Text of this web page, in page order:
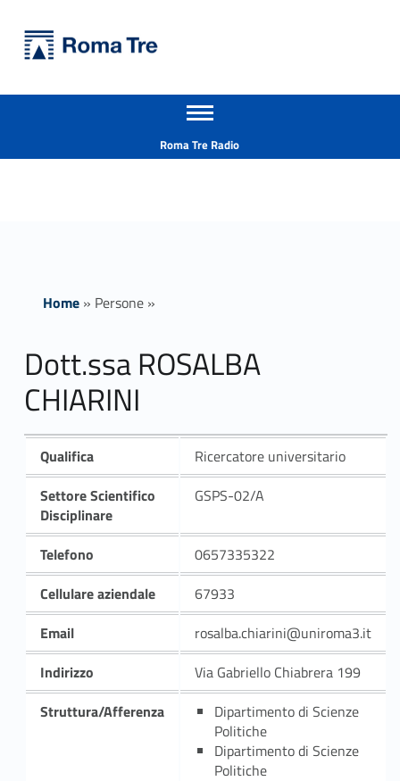
Dott.ssa ROSALBA CHIARINI - Università Roma Tre
Apri il menu secondario
Roma Tre Radio
Home» Persone»
Dott.ssa ROSALBA
CHIARINI
Qualifica
Ricercatore universitario
Settore Scientifico
Disciplinare
GSPS-02/A
Telefono
0657335322
Cellulare aziendale
67933
Email
rosalba.chiarini@uniroma3.it
Indirizzo
Via Gabriello Chiabrera 199
Struttura/Afferenza
Dipartimento di Scienze
Politiche
Dipartimento di Scienze
Politiche